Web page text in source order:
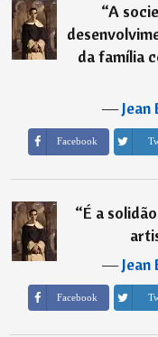
“A
da família
―
Facebook
“É a
―
Facebook